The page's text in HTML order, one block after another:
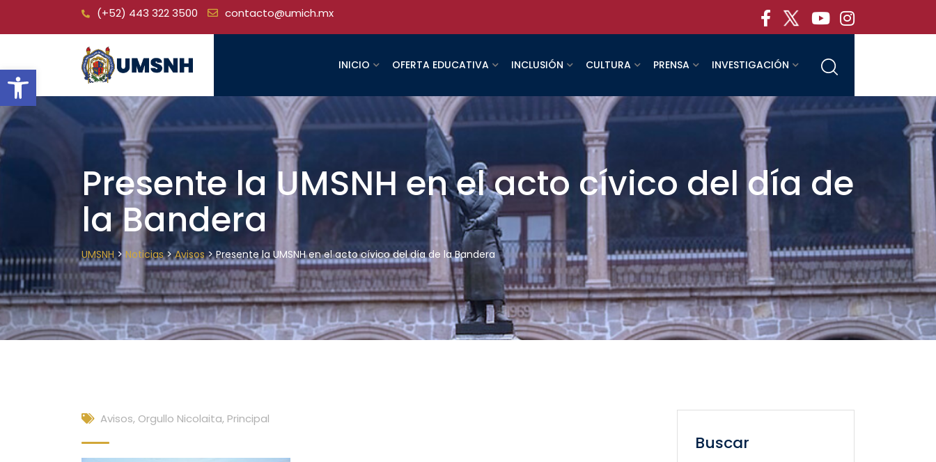
Open toolbar
(+52) 443 322 3500 contacto@umich.mx
INICIO OFERTA EDUCATIVA INCLUSIÓN CULTURA PRENSA INVESTIGACIÓN
Presente la UMSNH en el acto cívico del día de
la Bandera
UMSNH> Noticias>Avisos>Presente la UMSNH en el acto cívico del día de la Bandera
Avisos, Orgullo Nicolaita, Principal
Buscar